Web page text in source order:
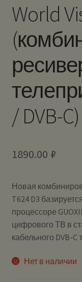
World
/ DVB-C)
1890.00 ₽
Новая
T624 D3
процессоре
цифрового ТВ в
кабельного DVB-C
Нет в наличии